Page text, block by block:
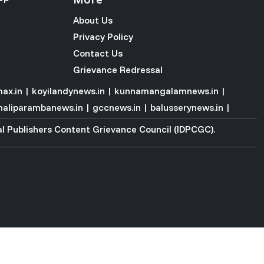
About Us
Privacy Policy
Contact Us
Grievance Redressal
| koyilandynews.in | kunnamangalamnews.in |
| gccnews.in | balusserynews.in |
Publishers Content Grievance Council (IDPCGC).